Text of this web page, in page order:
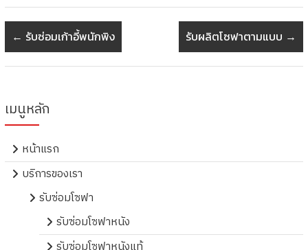
← รับซ่อมเก้าอี้พนักพิง รับผลิตโซฟาตามแบบ →
เมนูหลัก
หน้าแรก
บริการของเรา
รับซ่อมโซฟา
รับซ่อมโซฟาหนัง